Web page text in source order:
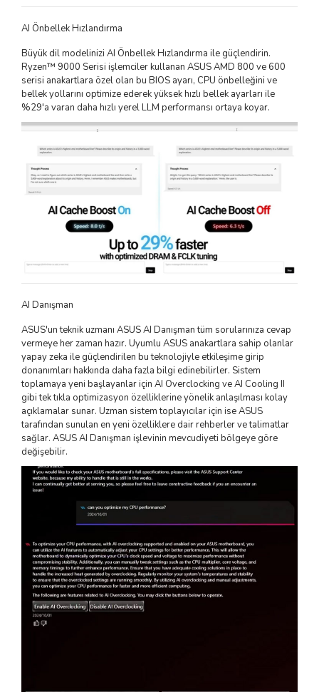
AI Önbellek Hızlandırma
Büyük dil modelinizi AI Önbellek Hızlandırma ile güçlendirin.
Ryzen™ 9000 Serisi işlemciler kullanan ASUS AMD 800 ve 600
serisi anakartlara özel olan bu BIOS ayarı, CPU önbelleğini ve
bellek yollarını optimize ederek yüksek hızlı bellek ayarları ile
%29'a varan daha hızlı yerel LLM performansı ortaya koyar.
AI Danışman
ASUS'un teknik uzmanı ASUS AI Danışman tüm sorularınıza cevap
vermeye her zaman hazır. Uyumlu ASUS anakartlara sahip olanlar
yapay zeka ile güçlendirilen bu teknolojiyle etkileşime girip
donanımları hakkında daha fazla bilgi edinebilirler. Sistem
toplamaya yeni başlayanlar için AI Overclocking ve AI Cooling II
gibi tek tıkla optimizasyon özelliklerine yönelik anlaşılması kolay
açıklamalar sunar. Uzman sistem toplayıcılar için ise ASUS
tarafından sunulan en yeni özelliklere dair rehberler ve talimatlar
sağlar. ASUS AI Danışman işlevinin mevcudiyeti bölgeye göre
değişebilir.